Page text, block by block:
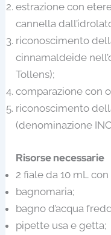
estrazione con
cannella
riconoscimento
cinnamaldeide
Tollens);
comparazione con
riconoscimento
(denominazione
Risorse necessarie
2 fiale da 10 mL
bagnomaria;
bagno d’acqua
pipette usa e getta;